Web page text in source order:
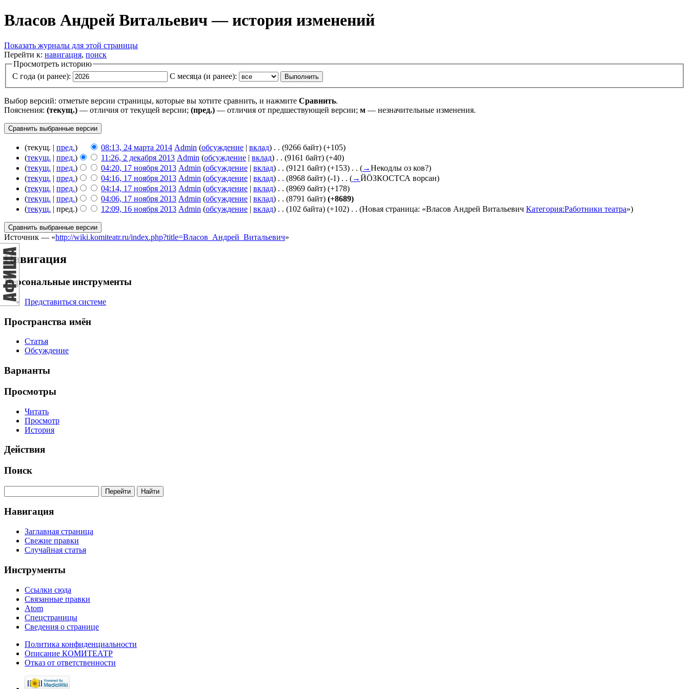
Власов Андрей Витальевич — история изменений
Показать журналы для этой страницы
Перейти к: навигация, поиск
Просмотреть историю
С года (и ранее):
С месяца (и ранее):
Выбор версий: отметьте версии страницы, которые вы хотите сравнить, и нажмите Сравнить.
Пояснения: (текущ.) — отличия от текущей версии; (пред.) — отличия от предшествующей версии; м — незначительные изменения.
(текущ. | пред.) 08:13, 24 марта 2014 Admin (обсуждение вклад) . . (9266 байт) (+105)
(текущ. пред.) 11:26, 2 декабря 2013 Admin (обсуждение вклад) . . (9161 байт) (+40)
(текущ. пред.) 04:20, 17 ноября 2013 Admin (обсуждение вклад) . . (9121 байт) (+153) . . (→Некодлы оз ков?)
(текущ. пред.) 04:16, 17 ноября 2013 Admin (обсуждение вклад) . . (8968 байт) (-1) . . (→ЙÖЗКОСТСА ворсан)
(текущ. пред.) 04:14, 17 ноября 2013 Admin (обсуждение вклад) . . (8969 байт) (+178)
(текущ. пред.) 04:06, 17 ноября 2013 Admin (обсуждение вклад) . . (8791 байт) (+8689)
(текущ. | пред.) 12:09, 16 ноября 2013 Admin (обсуждение вклад) . . (102 байта) (+102) . . (Новая страница: «Власов Андрей Витальевич Категория:Работники театра»)
Источник — «http://wiki.komiteatr.ru/index.php?title=Власов_Андрей_Витальевич»
Навигация
Персональные инструменты
Представиться системе
Пространства имён
Статья
Обсуждение
Варианты
Просмотры
Читать
Просмотр
История
Действия
Поиск
Навигация
Заглавная страница
Свежие правки
Случайная статья
Инструменты
Ссылки сюда
Связанные правки
Atom
Спецстраницы
Сведения о странице
Политика конфиденциальности
Описание КОМИТЕАТР
Отказ от ответственности